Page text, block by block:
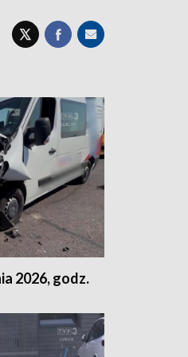
2026, godz.